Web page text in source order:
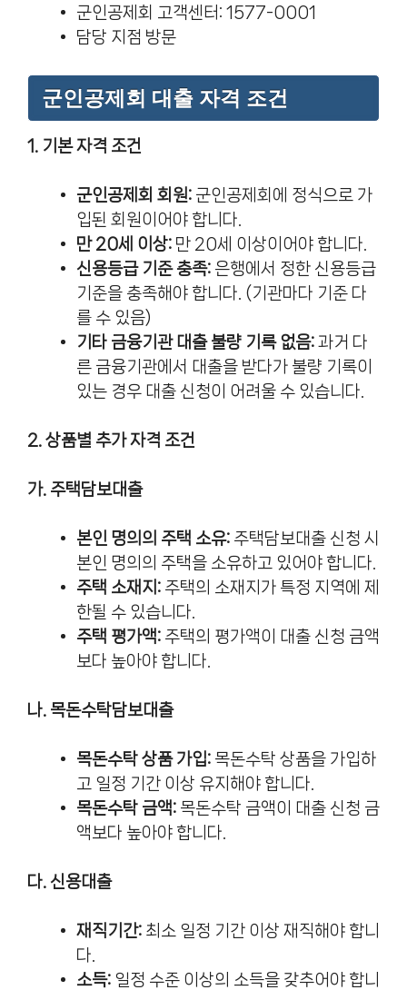
군인공제회 고객센터: 1577-0001
담당 지점 방문
군인공제회 대출 자격 조건
1. 기본 자격 조건
군인공제회 회원: 군인공제회에 정식으로 가
입된 회원이어야 합니다.
만 20세 이상: 만 20세 이상이어야 합니다.
신용등급 기준 충족: 은행에서 정한 신용등급
기준을 충족해야 합니다. (기관마다 기준 다
를 수 있음)
기타 금융기관 대출 불량 기록 없음: 과거 다
른 금융기관에서 대출을 받다가 불량 기록이
있는 경우 대출 신청이 어려울 수 있습니다.
2. 상품별 추가 자격 조건
가. 주택담보대출
본인 명의의 주택 소유: 주택담보대출 신청 시
본인 명의의 주택을 소유하고 있어야 합니다.
주택 소재지: 주택의 소재지가 특정 지역에 제
한될 수 있습니다.
주택 평가액: 주택의 평가액이 대출 신청 금액
보다 높아야 합니다.
나. 목돈수탁담보대출
목돈수탁 상품 가입: 목돈수탁 상품을 가입하
고 일정 기간 이상 유지해야 합니다.
목돈수탁 금액: 목돈수탁 금액이 대출 신청 금
액보다 높아야 합니다.
다. 신용대출
재직기간: 최소 일정 기간 이상 재직해야 합니
다.
소득: 일정 수준 이상의 소득을 갖추어야 합니